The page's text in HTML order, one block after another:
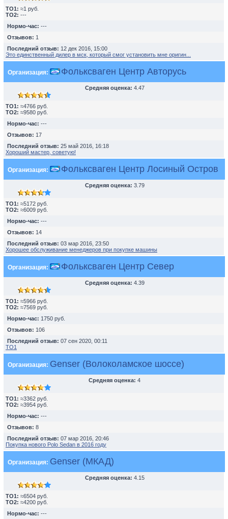
TO1: ≈1 руб.
TO2: ---
Нормо-час: ---
Отзывов: 1
Последний отзыв: 12 дек 2016, 15:00
Это единственный дилер в мск, который смог установить мне оригин...
Организация: Фольксваген Центр Авторусь
Средняя оценка: 4.47
TO1: ≈4766 руб.
TO2: ≈9580 руб.
Нормо-час: ---
Отзывов: 17
Последний отзыв: 25 май 2016, 16:18
Хороший мастер, советую!
Организация: Фольксваген Центр Лосиный Остров
Средняя оценка: 3.79
TO1: ≈5172 руб.
TO2: ≈6009 руб.
Нормо-час: ---
Отзывов: 14
Последний отзыв: 03 мар 2016, 23:50
Хорошее обслуживание менеджеров при покупке машины
Организация: Фольксваген Центр Север
Средняя оценка: 4.39
TO1: ≈5966 руб.
TO2: ≈7569 руб.
Нормо-час: 1750 руб.
Отзывов: 106
Последний отзыв: 07 сен 2020, 00:11
ТО1
Организация: Genser (Волоколамское шоссе)
Средняя оценка: 4
TO1: ≈3362 руб.
TO2: ≈3954 руб.
Нормо-час: ---
Отзывов: 8
Последний отзыв: 07 мар 2016, 20:46
Покупка нового Polo Sedan в 2016 году
Организация: Genser (МКАД)
Средняя оценка: 4.15
TO1: ≈6504 руб.
TO2: ≈4200 руб.
Нормо-час: ---